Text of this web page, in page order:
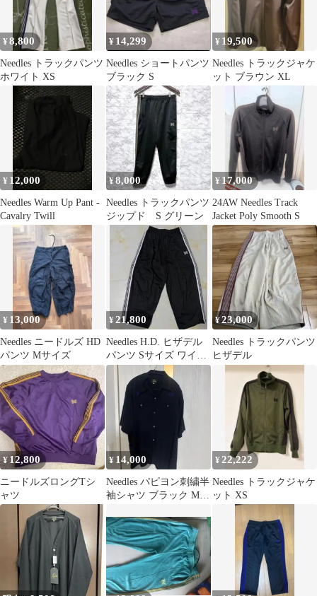
¥8,800
Needles トラックパンツ
ホワイト XS
¥ 14,299
Needles ショートパンツ
ブラック S
¥ 19,500
Needles トラックジャケ
ット ブラウン XL
¥ 12,000
Needles Warm Up Pant -
Cavalry Twill
¥8,000
Needles トラックパンツ
ジップド S グリーン
¥ 17,000
24AW Needles Track
Jacket Poly Smooth S
¥ 13,000
Needles ニードルズ HD
パンツ Mサイズ
¥21,800
Needles H.D. ヒザデル
パンツ Sサイズ ワイド
パンツ
¥23,000
Needles トラックパンツ
ヒザデル
¥ 12,800
ニードルズロングTシ
ャツ
¥ 14,000
Needles パピヨン刺繍半
袖シャツ ブラック M
¥ 22,222
Needles トラックジャケ
ット XS